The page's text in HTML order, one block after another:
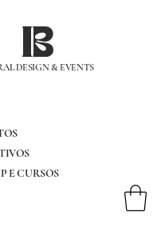
IB
DESIGN & EVENTS
E CURSOS